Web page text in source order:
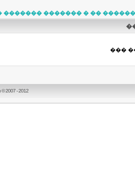
������� ������� � ��
���
© 2007 - 2012